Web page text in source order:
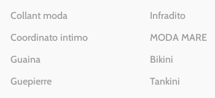
Collant moda
Coordinato intimo
Guaina
Guepierre
Infradito
MODA MARE
Bikini
Tankini